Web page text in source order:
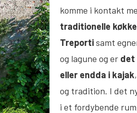
komme i kontakt
traditionelle
Treportisamt
og lagune og er det
eller endda i kajak
og tradition. I det
i et fordybende